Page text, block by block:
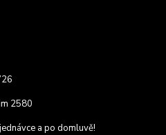
2580
a po domluvě!